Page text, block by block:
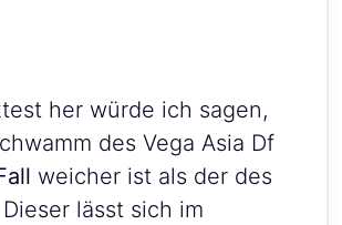
her würde ich sagen,
des Vega Asia Df
weicher ist als der des
lässt sich im